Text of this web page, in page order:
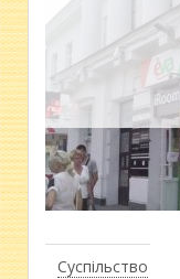
Суспільство